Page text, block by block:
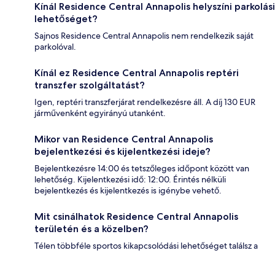
Kínál Residence Central Annapolis helyszíni parkolási
lehetőséget?
Sajnos Residence Central Annapolis nem rendelkezik saját
parkolóval.
Kínál ez Residence Central Annapolis reptéri
transzfer szolgáltatást?
Igen, reptéri transzferjárat rendelkezésre áll. A díj 130 EUR
járművenként egyirányú utanként.
Mikor van Residence Central Annapolis
bejelentkezési és kijelentkezési ideje?
Bejelentkezésre 14:00 és tetszőleges időpont között van
lehetőség. Kijelentkezési idő: 12:00. Érintés nélküli
bejelentkezés és kijelentkezés is igénybe vehető.
Mit csinálhatok Residence Central Annapolis
területén és a közelben?
Télen többféle sportos kikapcsolódási lehetőséget találsz a